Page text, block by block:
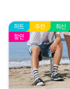
히트 추천 최신
할인